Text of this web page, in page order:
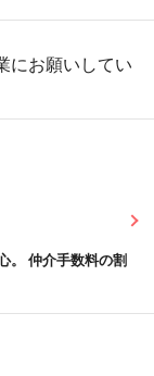
にお願いしてい
。 仲介手数料の割